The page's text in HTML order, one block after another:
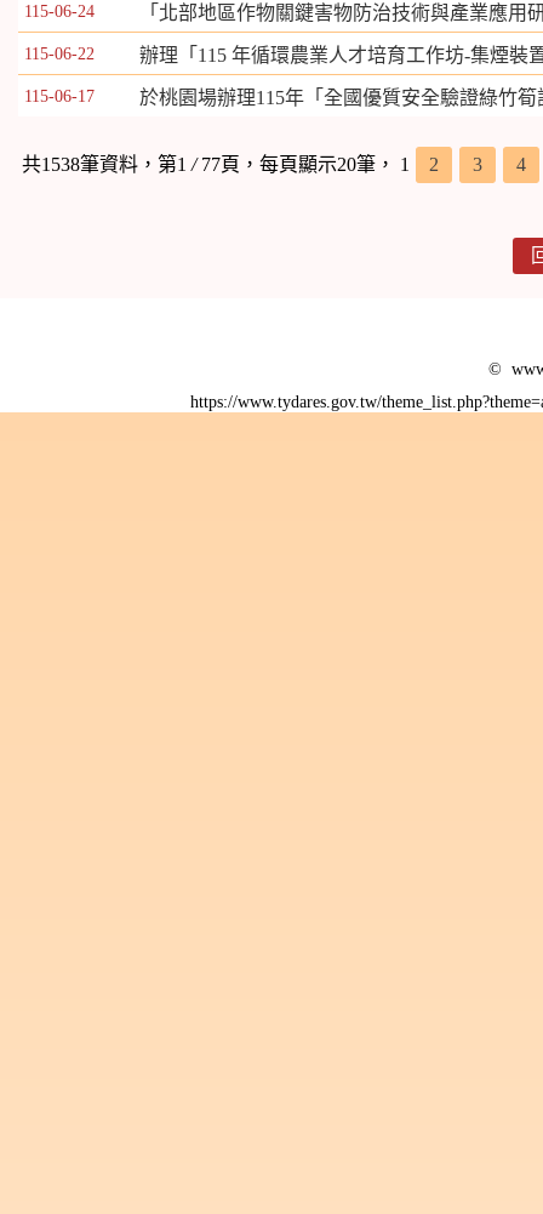
115-06-24 「北部地區作物關鍵害物防治技術與產業應用
115-06-22 辦理「115 年循環農業人才培育工作坊-集煙裝
115-06-17 於桃園場辦理115年「全國優質安全驗證綠竹筍
共1538筆資料，第1 /77頁，每頁顯示20筆， 1 2 3 4
©
https://www.tydares.gov.tw/